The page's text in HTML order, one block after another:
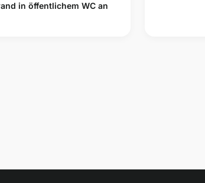
in öffentlichem WC an